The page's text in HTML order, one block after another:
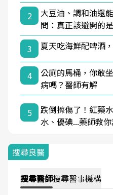
2
大豆油、調和油還
問：真正該避開的
3
夏天吃海鮮配啤酒
4
公廁的馬桶，你敢
病嗎？醫師有解
5
跌倒擦傷了！紅藥
水、優碘...藥師教
搜尋良醫
搜尋醫師搜尋醫事機構